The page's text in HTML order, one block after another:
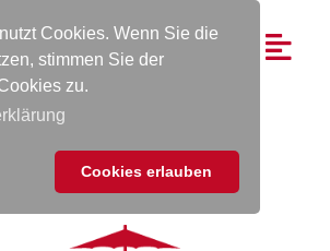
Cookies. Wenn Sie die
stimmen Sie der
zu.
Cookies erlauben